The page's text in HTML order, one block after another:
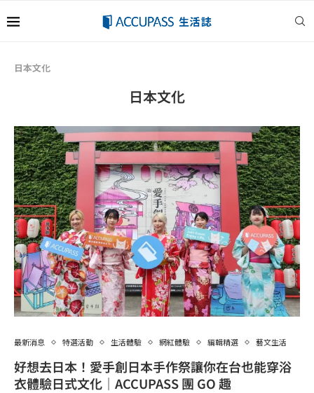
日本文化
日本文化
最新消息 特選活動 生活體驗 網紅體驗 編輯精選 藝文生活
好想去日本！愛手創日本手作祭讓你在台也能穿浴
衣體驗日式文化｜ACCUPASS 團 GO 趣